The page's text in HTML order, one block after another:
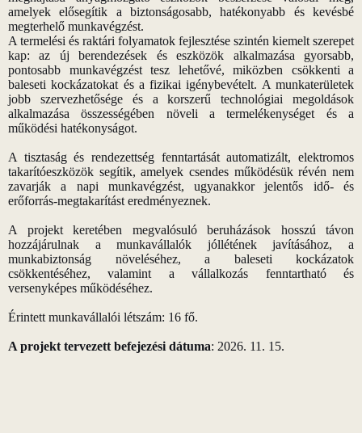
amelyek elősegítik a biztonságosabb, hatékonyabb és kevésbé
megterhelő munkavégzést.
A termelési és raktári folyamatok fejlesztése szintén kiemelt szerepet
kap: az új berendezések és eszközök alkalmazása gyorsabb,
pontosabb munkavégzést tesz lehetővé, miközben csökkenti a
baleseti kockázatokat és a fizikai igénybevételt. A munkaterületek
jobb szervezhetősége és a korszerű technológiai megoldások
alkalmazása összességében növeli a termelékenységet és a
működési hatékonyságot.
A tisztaság és rendezettség fenntartását automatizált, elektromos
takarítóeszközök segítik, amelyek csendes működésük révén nem
zavarják a napi munkavégzést, ugyanakkor jelentős idő- és
erőforrás-megtakarítást eredményeznek.
A projekt keretében megvalósuló beruházások hosszú távon
hozzájárulnak a munkavállalók jóllétének javításához, a
munkabiztonság növeléséhez, a baleseti kockázatok
csökkentéséhez, valamint a vállalkozás fenntartható és
versenyképes működéséhez.
Érintett munkavállalói létszám: 16 fő.
A projekt tervezett befejezési dátuma: 2026. 11. 15.